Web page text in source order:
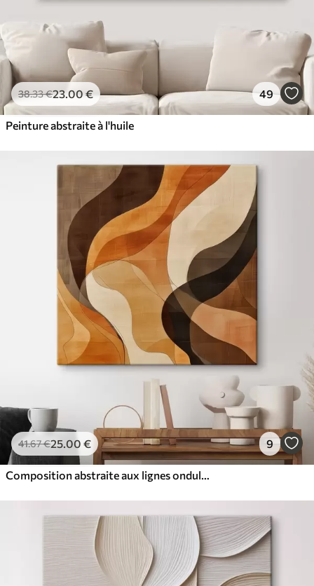
38.33€23.00€ 49
Peinture abstraite à l'huile
41.67€25.00 € 9
Composition abstraite aux lignes ondulées dynamiques, dans une palette de tons brun terre cuite